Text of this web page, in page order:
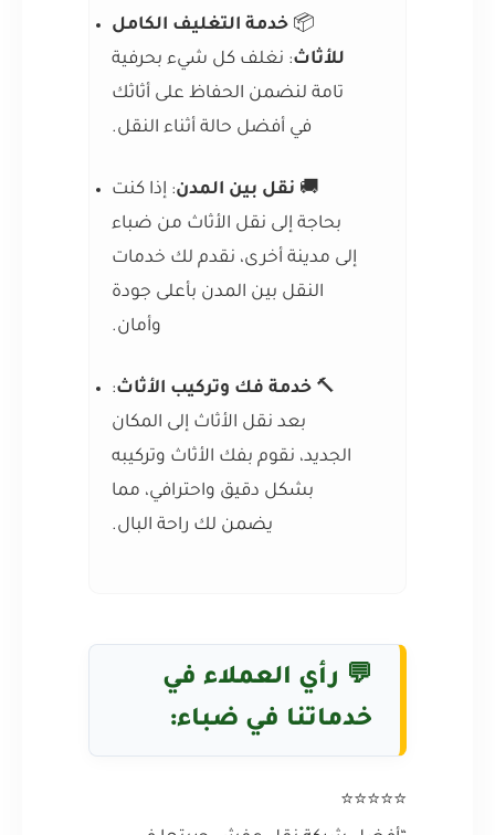
📦 خدمة التغليف الكامل
للأثاث: نغلف كل شيء بحرفية
تامة لنضمن الحفاظ على أثاثك
في أفضل حالة أثناء النقل.
🚚 نقل بين المدن: إذا كنت
بحاجة إلى نقل الأثاث من ضباء
إلى مدينة أخرى، نقدم لك خدمات
النقل بين المدن بأعلى جودة
وأمان.
🔨 خدمة فك وتركيب الأثاث:
بعد نقل الأثاث إلى المكان
الجديد، نقوم بفك الأثاث وتركيبه
بشكل دقيق واحترافي، مما
يضمن لك راحة البال.
💬 رأي العملاء في
خدماتنا في ضباء:
⭐⭐⭐⭐⭐